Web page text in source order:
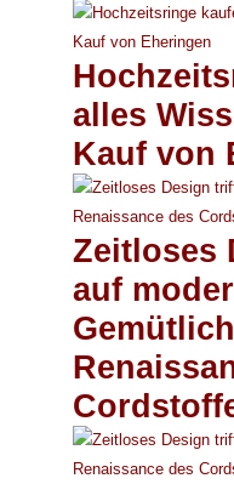
alles
Kauf von
Zeitloses
auf